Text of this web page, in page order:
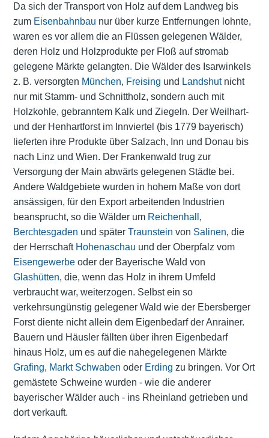
Da sich der Transport von Holz auf dem Landweg bis
zum Eisenbahnbau nur über kurze Entfernungen lohnte,
waren es vor allem die an Flüssen gelegenen Wälder,
deren Holz und Holzprodukte per Floß auf stromab
gelegene Märkte gelangten. Die Wälder des Isarwinkels
z. B. versorgten München, Freising und Landshutnicht
nur mit Stamm- und Schnittholz, sondern auch mit
Holzkohle, gebranntem Kalk und Ziegeln. Der Weilhart-
und der Henhartforst im Innviertel (bis 1779 bayerisch)
lieferten ihre Produkte über Salzach, Inn und Donau bis
nach Linz und Wien. Der Frankenwald trug zur
Versorgung der Main abwärts gelegenen Städte bei.
Andere Waldgebiete wurden in hohem Maße von dort
ansässigen, für den Export arbeitenden Industrien
beansprucht, so die Wälder um Reichenhall ,
Berchtesgaden und später Traunstein von Salinen, die
der Herrschaft Hohenaschau und der Oberpfalz vom
Eisengewerbeoder der Bayerische Wald von
Glashütten, die, wenn das Holz in ihrem Umfeld
verbraucht war, weiterzogen. Selbst ein so
verkehrsungünstig gelegener Wald wie der Ebersberger
Forst diente nicht allein dem Eigenbedarf der Anrainer.
Bauern und Häusler fällten über ihren Eigenbedarf
hinaus Holz, um es auf die nahegelegenen Märkte
Grafing, Markt Schwaben oder Erding zu bringen. Vor Ort
gemästete Schweine wurden - wie die anderer
bayerischer Wälder auch - ins Rheinland getrieben und
dort verkauft.